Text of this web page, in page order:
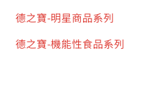
德之寶-明星商品系列
德之寶-機能性食品系列